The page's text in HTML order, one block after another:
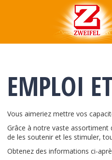
EMPLOI
Vous aimeriez mettre vos
Grâce à notre vaste
de les soutenir et les stimuler,
Obtenez des informations ci-